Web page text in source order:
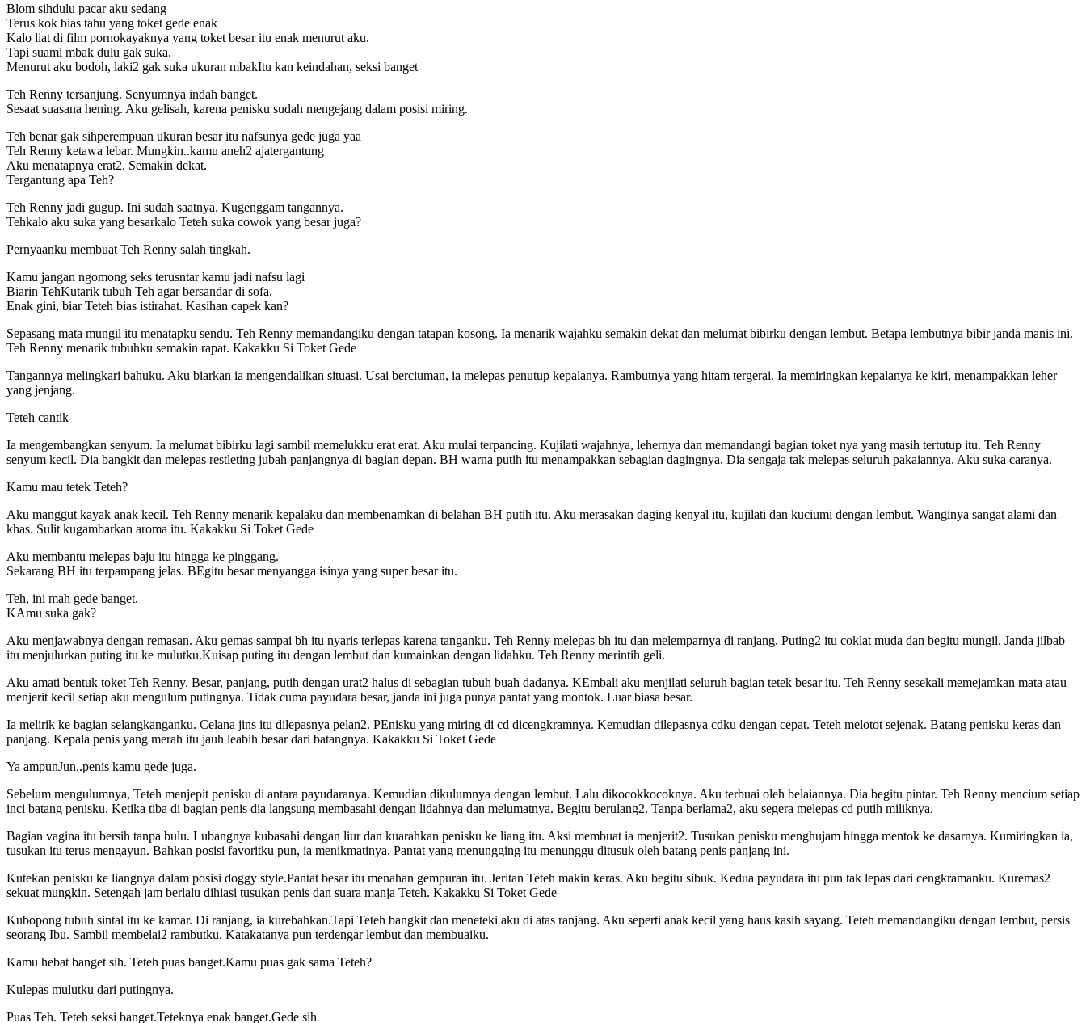
Blom sihdulu pacar aku sedang
Terus kok bias tahu yang toket gede enak
Kalo liat di film pornokayaknya yang toket besar itu enak menurut aku.
Tapi suami mbak dulu gak suka.
Menurut aku bodoh, laki2 gak suka ukuran mbakItu kan keindahan, seksi banget
Teh Renny tersanjung. Senyumnya indah banget.
Sesaat suasana hening. Aku gelisah, karena penisku sudah mengejang dalam posisi miring.
Teh benar gak sihperempuan ukuran besar itu nafsunya gede juga yaa
Teh Renny ketawa lebar. Mungkin..kamu aneh2 ajatergantung
Aku menatapnya erat2. Semakin dekat.
Tergantung apa Teh?
Teh Renny jadi gugup. Ini sudah saatnya. Kugenggam tangannya.
Tehkalo aku suka yang besarkalo Teteh suka cowok yang besar juga?
Pernyaanku membuat Teh Renny salah tingkah.
Kamu jangan ngomong seks terusntar kamu jadi nafsu lagi
Biarin TehKutarik tubuh Teh agar bersandar di sofa.
Enak gini, biar Teteh bias istirahat. Kasihan capek kan?
Sepasang mata mungil itu menatapku sendu. Teh Renny memandangiku dengan tatapan kosong. Ia menarik wajahku semakin dekat dan melumat bibirku dengan lembut. Betapa lembutnya bibir janda manis ini.
Teh Renny menarik tubuhku semakin rapat. Kakakku Si Toket Gede
Tangannya melingkari bahuku. Aku biarkan ia mengendalikan situasi. Usai berciuman, ia melepas penutup kepalanya. Rambutnya yang hitam tergerai. Ia memiringkan kepalanya ke kiri, menampakkan leher
yang jenjang.
Teteh cantik
Ia mengembangkan senyum. Ia melumat bibirku lagi sambil memelukku erat erat. Aku mulai terpancing. Kujilati wajahnya, lehernya dan memandangi bagian toket nya yang masih tertutup itu. Teh Renny
senyum kecil. Dia bangkit dan melepas restleting jubah panjangnya di bagian depan. BH warna putih itu menampakkan sebagian dagingnya. Dia sengaja tak melepas seluruh pakaiannya. Aku suka caranya.
Kamu mau tetek Teteh?
Aku manggut kayak anak kecil. Teh Renny menarik kepalaku dan membenamkan di belahan BH putih itu. Aku merasakan daging kenyal itu, kujilati dan kuciumi dengan lembut. Wanginya sangat alami dan
khas. Sulit kugambarkan aroma itu. Kakakku Si Toket Gede
Aku membantu melepas baju itu hingga ke pinggang.
Sekarang BH itu terpampang jelas. BEgitu besar menyangga isinya yang super besar itu.
Teh, ini mah gede banget.
KAmu suka gak?
Aku menjawabnya dengan remasan. Aku gemas sampai bh itu nyaris terlepas karena tanganku. Teh Renny melepas bh itu dan melemparnya di ranjang. Puting2 itu coklat muda dan begitu mungil. Janda jilbab
itu menjulurkan puting itu ke mulutku.Kuisap puting itu dengan lembut dan kumainkan dengan lidahku. Teh Renny merintih geli.
Aku amati bentuk toket Teh Renny. Besar, panjang, putih dengan urat2 halus di sebagian tubuh buah dadanya. KEmbali aku menjilati seluruh bagian tetek besar itu. Teh Renny sesekali memejamkan mata atau
menjerit kecil setiap aku mengulum putingnya. Tidak cuma payudara besar, janda ini juga punya pantat yang montok. Luar biasa besar.
Ia melirik ke bagian selangkanganku. Celana jins itu dilepasnya pelan2. PEnisku yang miring di cd dicengkramnya. Kemudian dilepasnya cdku dengan cepat. Teteh melotot sejenak. Batang penisku keras dan
panjang. Kepala penis yang merah itu jauh leabih besar dari batangnya. Kakakku Si Toket Gede
Ya ampunJun..penis kamu gede juga.
Sebelum mengulumnya, Teteh menjepit penisku di antara payudaranya. Kemudian dikulumnya dengan lembut. Lalu dikocokkocoknya. Aku terbuai oleh belaiannya. Dia begitu pintar. Teh Renny mencium setiap
inci batang penisku. Ketika tiba di bagian penis dia langsung membasahi dengan lidahnya dan melumatnya. Begitu berulang2. Tanpa berlama2, aku segera melepas cd putih miliknya.
Bagian vagina itu bersih tanpa bulu. Lubangnya kubasahi dengan liur dan kuarahkan penisku ke liang itu. Aksi membuat ia menjerit2. Tusukan penisku menghujam hingga mentok ke dasarnya. Kumiringkan ia,
tusukan itu terus mengayun. Bahkan posisi favoritku pun, ia menikmatinya. Pantat yang menungging itu menunggu ditusuk oleh batang penis panjang ini.
Kutekan penisku ke liangnya dalam posisi doggy style.Pantat besar itu menahan gempuran itu. Jeritan Teteh makin keras. Aku begitu sibuk. Kedua payudara itu pun tak lepas dari cengkramanku. Kuremas2
sekuat mungkin. Setengah jam berlalu dihiasi tusukan penis dan suara manja Teteh. Kakakku Si Toket Gede
Kubopong tubuh sintal itu ke kamar. Di ranjang, ia kurebahkan.Tapi Teteh bangkit dan meneteki aku di atas ranjang. Aku seperti anak kecil yang haus kasih sayang. Teteh memandangiku dengan lembut, persis
seorang Ibu. Sambil membelai2 rambutku. Katakatanya pun terdengar lembut dan membuaiku.
Kamu hebat banget sih. Teteh puas banget.Kamu puas gak sama Teteh?
Kulepas mulutku dari putingnya.
Puas Teh. Teteh seksi banget.Teteknya enak banget.Gede sih